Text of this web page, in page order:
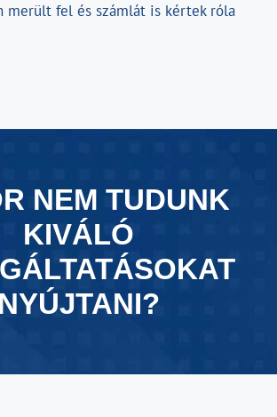
merült fel és számlát is kértek róla
NEM TUDUNK
KIVÁLÓ
NYÚJTANI?